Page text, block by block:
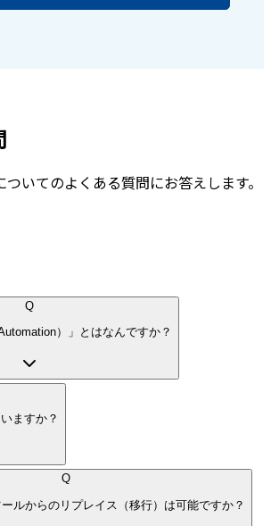
いてのよくある質問にお答えします。
Q
）」とはなんですか？
ますか？
Q
ルからのリプレイス（移行）は可能ですか？